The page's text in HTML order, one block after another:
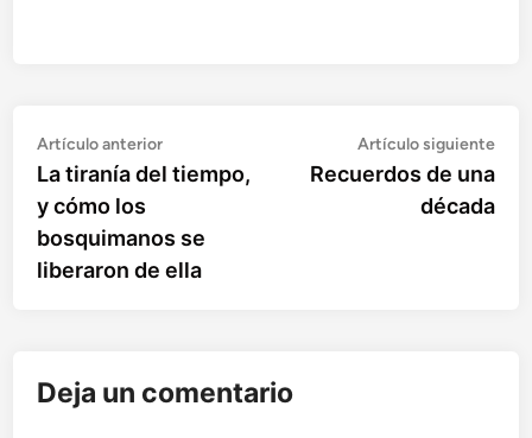
Navegación
de
entradas
Artículo anteriorArtículo
anterior:
La tiranía del tiempo,
y cómo los
bosquimanos se
liberaron de ella
Artículo siguiente
Recuerdos de una
década
Deja un comentario